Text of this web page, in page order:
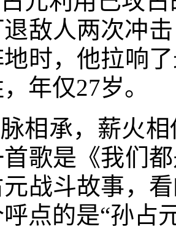
敌人两次冲
地时，他拉响
年仅27岁。
相承，薪火
歌是《我们
战斗故事，
呼点的是“孙